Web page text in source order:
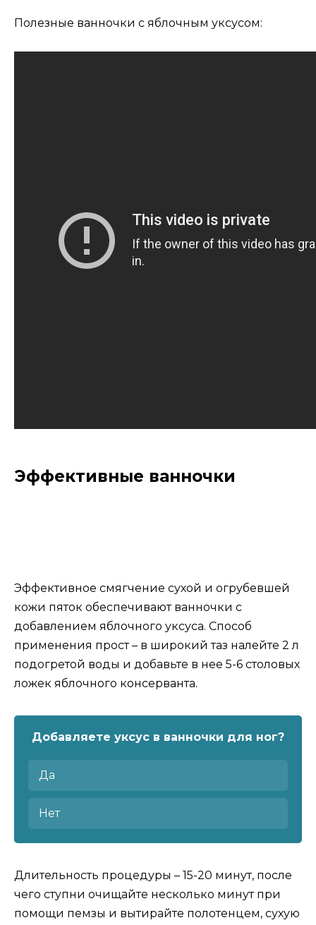
Полезные ванночки с яблочным уксусом:
Эффективные ванночки
Эффективное смягчение сухой и огрубевшей
кожи пяток обеспечивают ванночки с
добавлением яблочного уксуса. Способ
применения прост – в широкий таз налейте 2 л
подогретой воды и добавьте в нее 5-6 столовых
ложек яблочного консерванта.
Добавляете уксус в ванночки для ног?
Да
Нет
Длительность процедуры – 15-20 минут, после
чего ступни очищайте несколько минут при
помощи пемзы и вытирайте полотенцем, сухую